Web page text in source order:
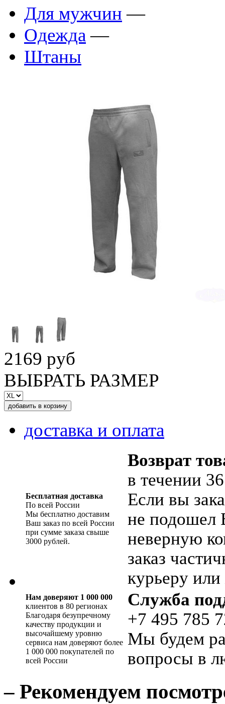
Для мужчин —
Одежда —
Штаны
2169 руб
ВЫБРАТЬ РАЗМЕР
доставка и оплата
Бесплатная доставка
По всей России
Мы бесплатно доставим
Ваш заказ по всей России
при сумме заказа свыше
3000 рублей.
Возврат
в течении
Если вы
не подошел
неверную
заказ
курьеру
Нам доверяют 1 000 000
клиентов в 80 регионах
Благодаря безупречному
качеству продукции и
высочайшему уровню
сервиса нам доверяют более
1 000 000 покупателей по
всей России
Служба
+7 495 785
Мы будем
вопросы в
– Рекомендуем